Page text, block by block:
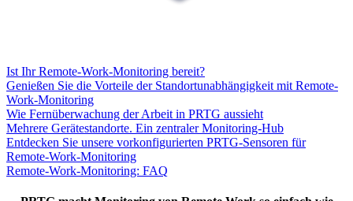
Ist Ihr Remote-Work-Monitoring bereit?
Genießen Sie die Vorteile der Standortunabhängigkeit mit Remote-
Work-Monitoring
Wie Fernüberwachung der Arbeit in PRTG aussieht
Mehrere Gerätestandorte. Ein zentraler Monitoring-Hub
Entdecken Sie unsere vorkonfigurierten PRTG-Sensoren für
Remote-Work-Monitoring
Remote-Work-Monitoring: FAQ